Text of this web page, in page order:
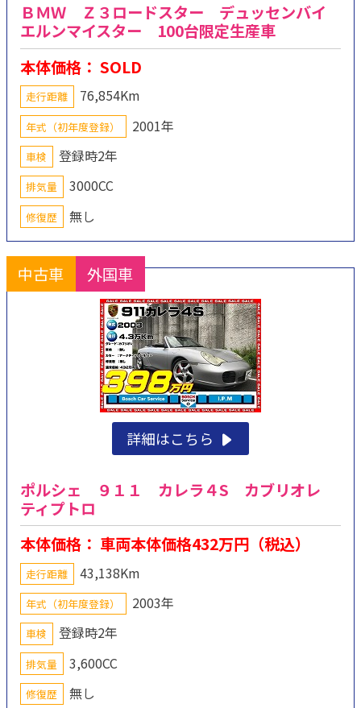
ＢＭＷ Ｚ３ロードスター デュッセンバイ
エルンマイスター 100台限定生産車
本体価格： SOLD
走行距離 76,854Km
年式（初年度登録） 2001年
車検 登録時2年
排気量 3000CC
修復歴 無し
中古車 外国車
詳細はこちら
ポルシェ ９１１ カレラ４S カブリオレ
ティプトロ
本体価格： 車両本体価格432万円（税込）
走行距離 43,138Km
年式（初年度登録） 2003年
車検 登録時2年
排気量 3,600CC
修復歴 無し